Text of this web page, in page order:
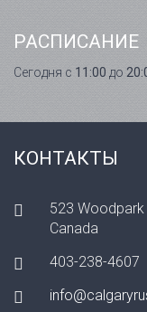
РАСПИСАНИЕ
Сегодня с 11:00 до
КОНТАКТЫ
523 Woodpark
Canada
403-238-4607